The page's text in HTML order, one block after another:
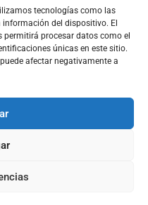
tecnologías como las
del dispositivo. El
procesar datos como el
únicas en este sitio.
afectar negativamente a